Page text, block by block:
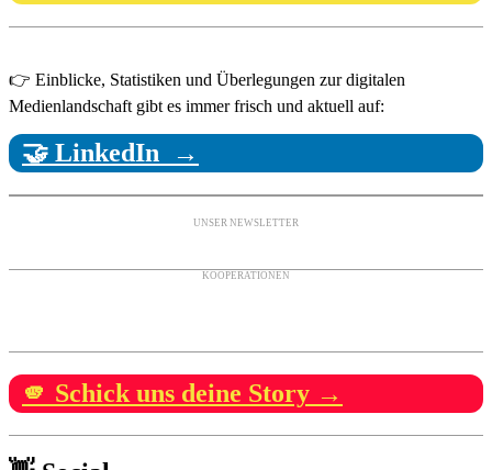
👉 Einblicke, Statistiken und Überlegungen zur digitalen
Medienlandschaft gibt es immer frisch und aktuell auf:
🤝 LinkedIn →
UNSER NEWSLETTER
KOOPERATIONEN
🫵 Schick uns deine Story →